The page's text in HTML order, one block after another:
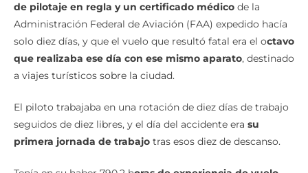
de pilotaje en regla y un certificado médico de la
Administración Federal de Aviación (FAA) expedido hacía
solo diez días, y que el vuelo que resultó fatal era el octavo
que realizaba ese día con ese mismo aparato, destinado
a viajes turísticos sobre la ciudad.
El piloto trabajaba en una rotación de diez días de trabajo
seguidos de diez libres, y el día del accidente era su
primera jornada de trabajo tras esos diez de descanso.